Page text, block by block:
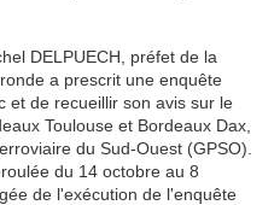
DELPUECH, préfet de la
a prescrit une enquête
et de recueillir son avis sur le
Toulouse et Bordeaux Dax,
du Sud-Ouest (GPSO).
du 14 octobre au 8
de l'exécution de l'enquête